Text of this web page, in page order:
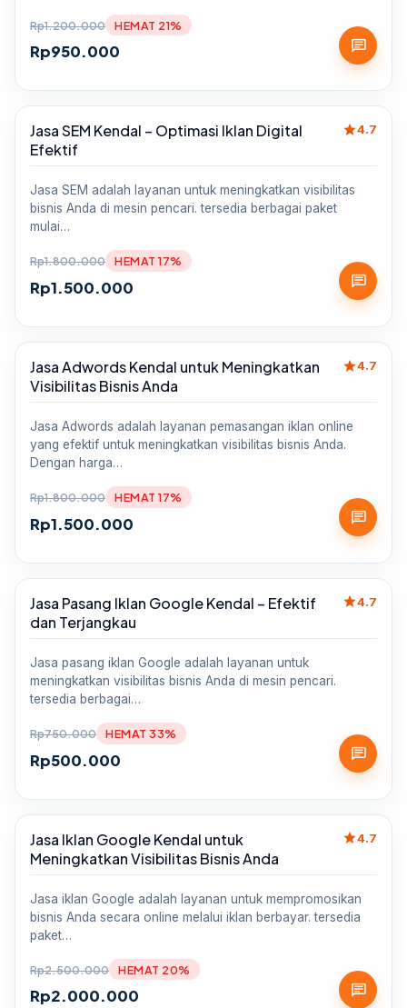
Rp1.200.000
Rp950.000
HEMAT 21%
chat
Sale
Jasa SEM Kendal – Optimasi Iklan Digital
Efektif
star4.7
Jasa SEM adalah layanan untuk meningkatkan visibilitas
bisnis Anda di mesin pencari. tersedia berbagai paket
mulai…
Rp1.800.000
Rp1.500.000
HEMAT 17%
chat
Sale
Jasa Adwords Kendal untuk Meningkatkan
Visibilitas Bisnis Anda
star4.7
Jasa Adwords adalah layanan pemasangan iklan online
yang efektif untuk meningkatkan visibilitas bisnis Anda.
Dengan harga…
Rp1.800.000
Rp1.500.000
HEMAT 17%
chat
Sale
Jasa Pasang Iklan Google Kendal – Efektif
dan Terjangkau
star4.7
Jasa pasang iklan Google adalah layanan untuk
meningkatkan visibilitas bisnis Anda di mesin pencari.
tersedia berbagai…
Rp750.000
Rp500.000
HEMAT 33%
chat
Sale
Jasa Iklan Google Kendal untuk
Meningkatkan Visibilitas Bisnis Anda
star4.7
Jasa iklan Google adalah layanan untuk mempromosikan
bisnis Anda secara online melalui iklan berbayar. tersedia
paket…
Rp2.500.000
Rp2.000.000
HEMAT 20%
chat